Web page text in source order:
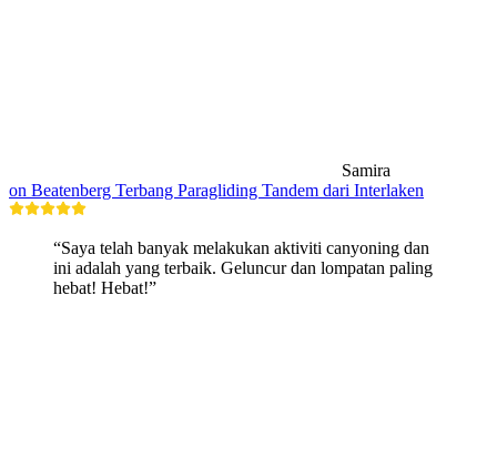
Samira
on Beatenberg Terbang Paragliding Tandem dari Interlaken
“Saya telah banyak melakukan aktiviti canyoning dan
ini adalah yang terbaik. Geluncur dan lompatan paling
hebat! Hebat!”